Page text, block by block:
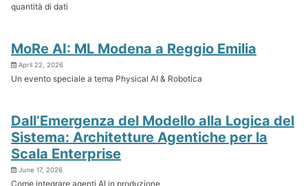
quantità di dati
MoRe AI: ML Modena a Reggio Emilia
April 22, 2026
Un evento speciale a tema Physical AI & Robotica
Dall’Emergenza del Modello alla Logica del
Sistema: Architetture Agentiche per la
Scala Enterprise
June 17, 2026
Come integrare agenti AI in produzione